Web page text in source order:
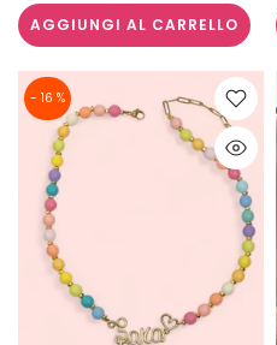
AGGIUNGI AL CARRELLO
- 16 %